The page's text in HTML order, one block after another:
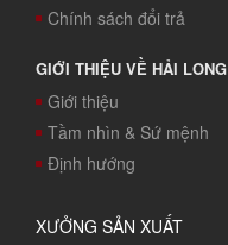
Chính sách đổi trả
GIỚI THIỆU VỀ HẢI LONG
Giới thiệu
Tầm nhìn & Sứ mệnh
Định hướng
XƯỞNG SẢN XUẤT